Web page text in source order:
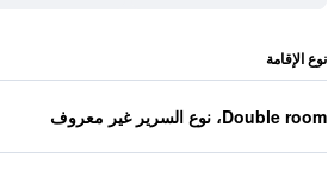
نوع الإقامة
Double room، نوع السرير غير معروف